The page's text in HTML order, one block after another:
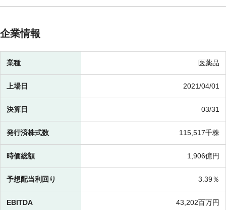
企業情報
業種 医薬品
上場日 2021/04/01
決算日 03/31
発行済株式数 115,517千株
時価総額 1,906億円
予想配当利回り 3.39％
EBITDA 43,202百万円